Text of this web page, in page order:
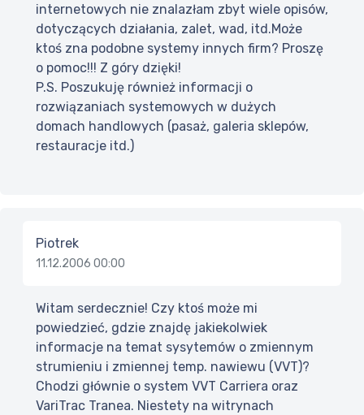
internetowych nie znalazłam zbyt wiele opisów,
dotyczących działania, zalet, wad, itd.Może
ktoś zna podobne systemy innych firm? Proszę
o pomoc!!! Z góry dzięki!
P.S. Poszukuję również informacji o
rozwiązaniach systemowych w dużych
domach handlowych (pasaż, galeria sklepów,
restauracje itd.)
Piotrek
11.12.2006 00:00
Witam serdecznie! Czy ktoś może mi
powiedzieć, gdzie znajdę jakiekolwiek
informacje na temat sysytemów o zmiennym
strumieniu i zmiennej temp. nawiewu (VVT)?
Chodzi głównie o system VVT Carriera oraz
VariTrac Tranea. Niestety na witrynach